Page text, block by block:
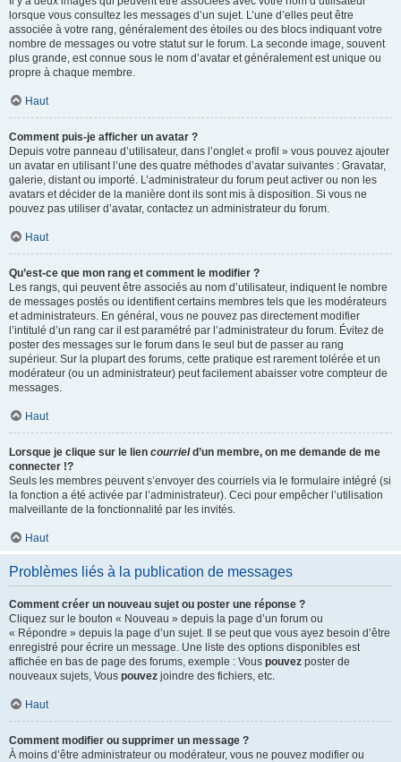
lorsque vous consultez les messages d’un sujet. L’une d’elles peut être
associée à votre rang, généralement des étoiles ou des blocs indiquant votre
nombre de messages ou votre statut sur le forum. La seconde image, souvent
plus grande, est connue sous le nom d’avatar et généralement est unique ou
propre à chaque membre.
Haut
Comment puis-je afficher un avatar ?
Depuis votre panneau d’utilisateur, dans l’onglet « profil » vous pouvez ajouter
un avatar en utilisant l’une des quatre méthodes d’avatar suivantes : Gravatar,
galerie, distant ou importé. L’administrateur du forum peut activer ou non les
avatars et décider de la manière dont ils sont mis à disposition. Si vous ne
pouvez pas utiliser d’avatar, contactez un administrateur du forum.
Haut
Qu’est-ce que mon rang et comment le modifier ?
Les rangs, qui peuvent être associés au nom d’utilisateur, indiquent le nombre
de messages postés ou identifient certains membres tels que les modérateurs
et administrateurs. En général, vous ne pouvez pas directement modifier
l’intitulé d’un rang car il est paramétré par l’administrateur du forum. Évitez de
poster des messages sur le forum dans le seul but de passer au rang
supérieur. Sur la plupart des forums, cette pratique est rarement tolérée et un
modérateur (ou un administrateur) peut facilement abaisser votre compteur de
messages.
Haut
Lorsque je clique sur le lien courrield’un membre, on me demande de me
connecter !?
Seuls les membres peuvent s’envoyer des courriels via le formulaire intégré (si
la fonction a été activée par l’administrateur). Ceci pour empêcher l’utilisation
malveillante de la fonctionnalité par les invités.
Haut
Problèmes liés à la publication de messages
Comment créer un nouveau sujet ou poster une réponse ?
Cliquez sur le bouton « Nouveau » depuis la page d’un forum ou
« Répondre » depuis la page d’un sujet. Il se peut que vous ayez besoin d’être
enregistré pour écrire un message. Une liste des options disponibles est
affichée en bas de page des forums, exemple : Vous pouvez poster de
nouveaux sujets, Vous pouvez joindre des fichiers, etc.
Haut
Comment modifier ou supprimer un message ?
À moins d’être administrateur ou modérateur, vous ne pouvez modifier ou